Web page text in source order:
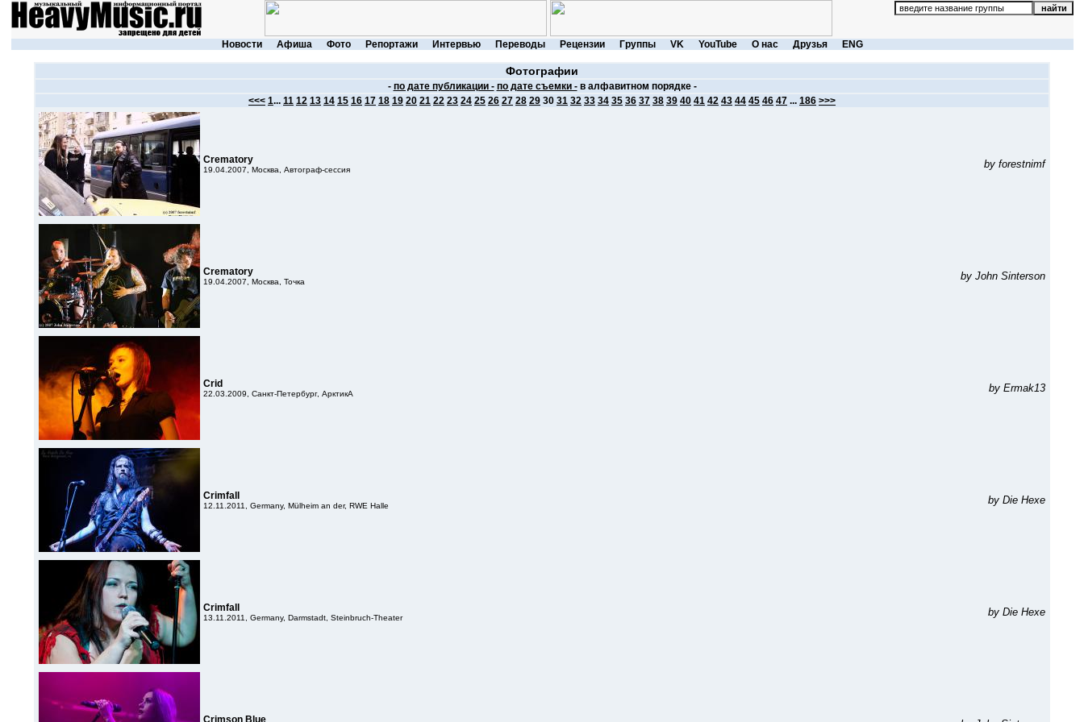
Новости Афиша Фото Репортажи Интервью Переводы Рецензии Группы VK YouTube О нас Друзья ENG
Фотографии
- по дате публикации - по дате съемки -в алфавитном порядке -
<<< 1... 11 12 13 14 15 16 17 18 19 20 21 22 23 24 25 26 27 28 29 30 31 32 33 34 35 36 37 38 39 40 41 42 43 44 45 46 47 ... 186 >>>
Crematory
19.04.2007, Москва, Автограф-сессия by forestnimf
Crematory
19.04.2007, Москва, Точка by John Sinterson
Crid
22.03.2009, Санкт-Петербург, АрктикА by Ermak13
Crimfall
12.11.2011, Germany, Mülheim an der, RWE Halle by Die Hexe
Crimfall
13.11.2011, Germany, Darmstadt, Steinbruch-Theater by Die Hexe
Crimson Blue